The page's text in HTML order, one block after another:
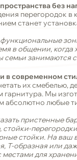
пространства без
перегородок в
станет
в общении, когда
семьи занимаются
в современном
их смебелью,
гарнитура. Мы
абсолютно любые
пристенные
стойки. На ваш
Т-образная или
местами для